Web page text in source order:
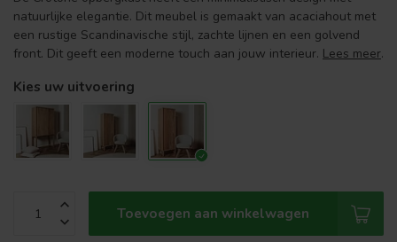
natuurlijke elegantie. Dit meubel is gemaakt van acaciahout met
een rustige Scandinavische stijl, zachte lijnen en een golvend
front. Dit geeft een moderne touch aan jouw interieur. Lees meer.
Kies uw uitvoering
Toevoegen aan winkelwagen